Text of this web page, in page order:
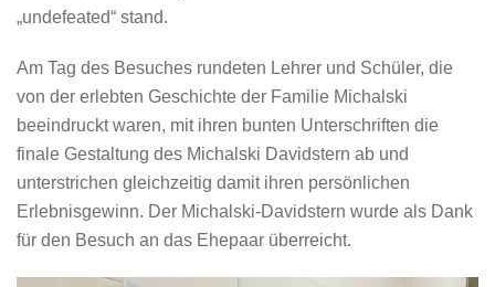
„undefeated“ stand.
Am Tag des Besuches rundeten Lehrer und Schüler, die
von der erlebten Geschichte der Familie Michalski
beeindruckt waren, mit ihren bunten Unterschriften die
finale Gestaltung des Michalski Davidstern ab und
unterstrichen gleichzeitig damit ihren persönlichen
Erlebnisgewinn. Der Michalski-Davidstern wurde als Dank
für den Besuch an das Ehepaar überreicht.